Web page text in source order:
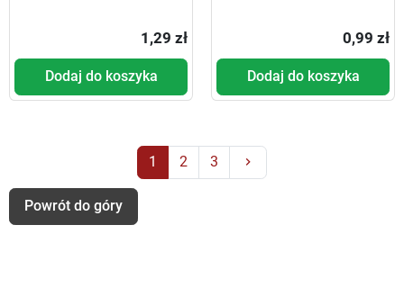
1,29 zł
Dodaj do koszyka
0,99 zł
Dodaj do koszyka
1 2 3 keyboard_arrow_right
Powrót do góry